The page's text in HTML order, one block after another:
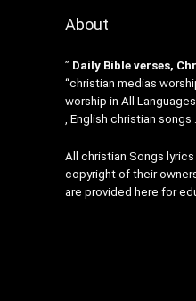
About
” Daily Bible verses,
“christian medias
worship in All
, English christian songs .
All christian Songs
copyright of their
are provided here for